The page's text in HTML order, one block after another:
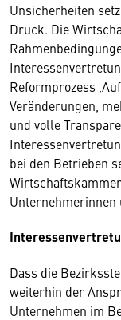
Unsicherheiten
Druck. Die
Reformprozess
Veränderungen,
und volle
bei den Betrieben
Unternehmerinnen
Dass die
weiterhin der
Unternehmen im